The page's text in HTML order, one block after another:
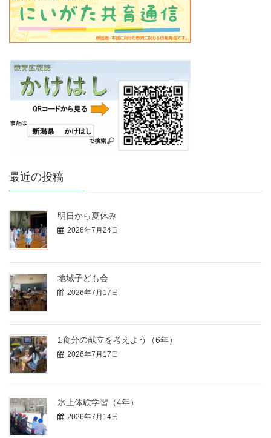
最近の投稿
明日から夏休み
2026年7月24日
地域子ども会
2026年7月17日
1食分の献立を考えよう（6年）
2026年7月17日
氷上体験学習（4年）
2026年7月14日